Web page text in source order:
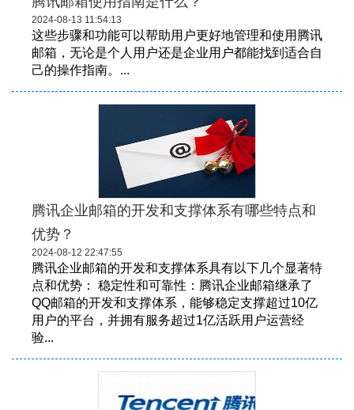
2024-08-13 11:54:13
这些步骤和功能可以帮助用户更好地管理和使用腾讯
邮箱，无论是个人用户还是企业用户都能找到适合自
己的操作指南。...
腾讯企业邮箱的开发和支撑体系有哪些特点和
优势？
2024-08-12 22:47:55
腾讯企业邮箱的开发和支撑体系具有以下几个显著特
点和优势： 稳定性和可靠性：腾讯企业邮箱继承了
QQ邮箱的开发和支撑体系，能够稳定支撑超过10亿
用户的平台，并拥有服务超过1亿活跃用户运营经
验...